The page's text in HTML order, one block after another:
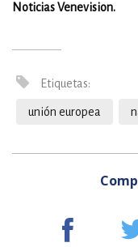
Noticias Venevision.
Etiquetas:
unión europea